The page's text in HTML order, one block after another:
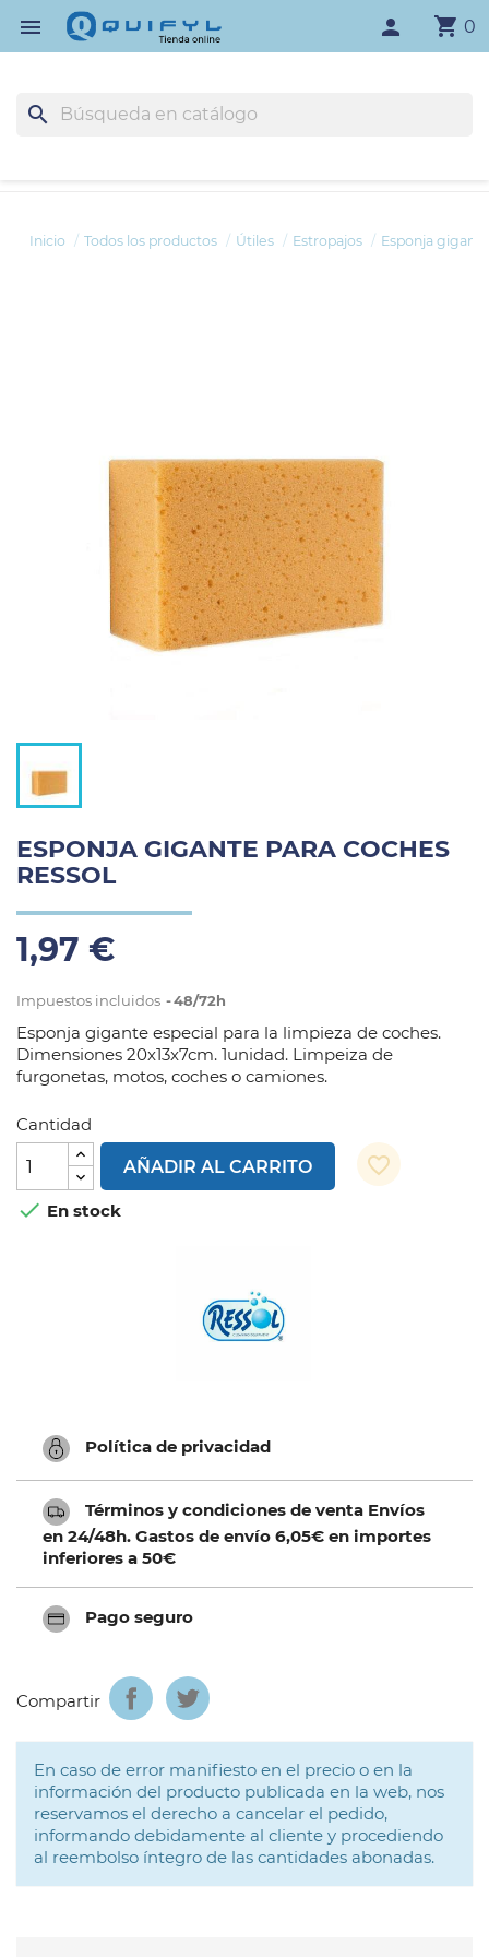
 shopping_cart 0
person
search
Inicio Todos los productos Útiles Estropajos Esponja
ESPONJA GIGANTE PARA COCHES
RESSOL
1,97 €
Impuestos incluidos 48/72h
Esponja gigante especial para la limpieza de coches.
Dimensiones 20x13x7cm. 1unidad. Limpeiza de
furgonetas, motos, coches o camiones.
Cantidad
AÑADIR AL CARRITO
favorite_border
 En stock
Política de privacidad
Términos y condiciones de venta Envíos
en 24/48h. Gastos de envío 6,05€ en importes
inferiores a 50€
Pago seguro
Compartir
En caso de error manifiesto en el precio o en la
información del producto publicada en la web, nos
reservamos el derecho a cancelar el pedido,
informando debidamente al cliente y procediendo
al reembolso íntegro de las cantidades abonadas.